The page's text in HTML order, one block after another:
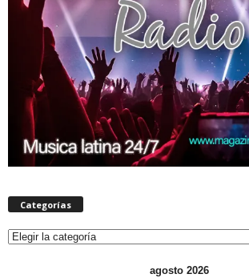
Categorías
Categorías
agosto 2026